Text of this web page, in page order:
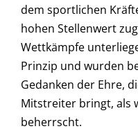
dem sportlichen
hohen Stellenwert
Wettkämpfe
Prinzip und wurden
Gedanken der Ehre,
Mitstreiter bringt, als
beherrscht.